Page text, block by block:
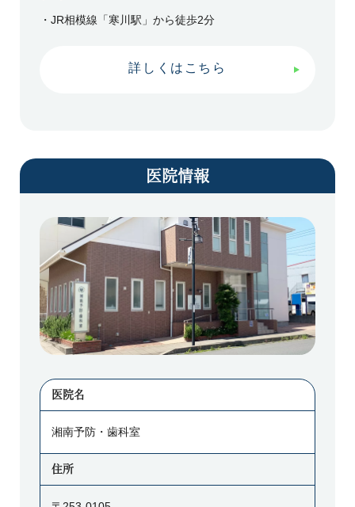
・JR相模線「寒川駅」から徒歩2分
詳しくはこちら
医院情報
医院名
湘南予防・歯科室
住所